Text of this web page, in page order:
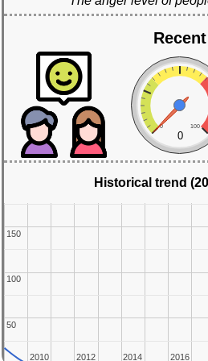
Recent
0 100
0
Historical trend
2010
2010 2012
2012 2014
2014 2016
2016
50
50
100
100
150
150